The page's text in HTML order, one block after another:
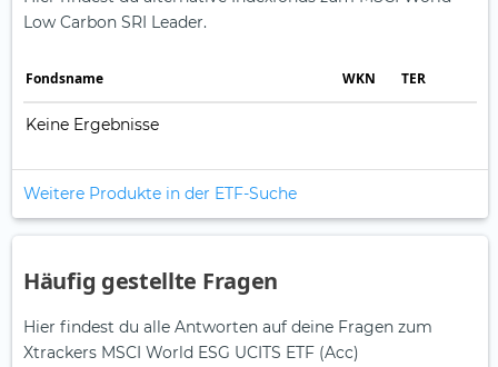
Low Carbon SRI Leader.
Fonds­name WKN TER
Keine Ergebnisse
Weitere Produkte in der ETF-Suche
Häufig gestellte Fragen
Hier findest du alle Antworten auf deine Fragen zum
Xtrackers MSCI World ESG UCITS ETF (Acc)